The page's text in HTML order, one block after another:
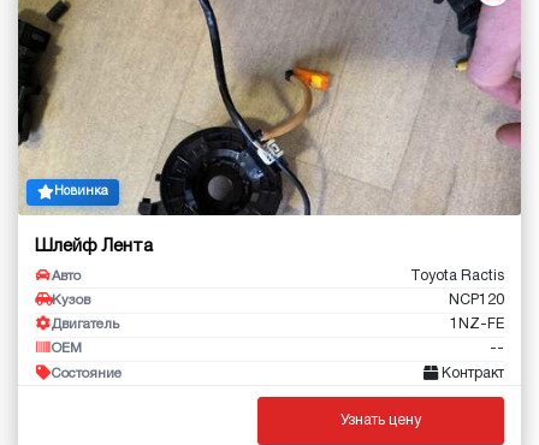
Новинка
Шлейф Лента
Авто Toyota Ractis
Кузов NCP120
Двигатель 1NZ-FE
OEM --
Состояние Контракт
Узнать цену